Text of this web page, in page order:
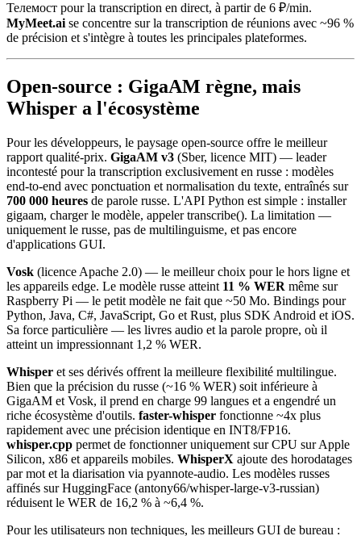
Телемост pour la transcription en direct, à partir de 6 ₽/min.
MyMeet.ai se concentre sur la transcription de réunions avec ~96 %
de précision et s'intègre à toutes les principales plateformes.
Open-source : GigaAM règne, mais
Whisper a l'écosystème
Pour les développeurs, le paysage open-source offre le meilleur
rapport qualité-prix. GigaAM v3 (Sber, licence MIT) — leader
incontesté pour la transcription exclusivement en russe : modèles
end-to-end avec ponctuation et normalisation du texte, entraînés sur
700 000 heures de parole russe. L'API Python est simple : installer
gigaam, charger le modèle, appeler transcribe(). La limitation —
uniquement le russe, pas de multilinguisme, et pas encore
d'applications GUI.
Vosk (licence Apache 2.0) — le meilleur choix pour le hors ligne et
les appareils edge. Le modèle russe atteint 11 % WER même sur
Raspberry Pi — le petit modèle ne fait que ~50 Mo. Bindings pour
Python, Java, C#, JavaScript, Go et Rust, plus SDK Android et iOS.
Sa force particulière — les livres audio et la parole propre, où il
atteint un impressionnant 1,2 % WER.
Whisper et ses dérivés offrent la meilleure flexibilité multilingue.
Bien que la précision du russe (~16 % WER) soit inférieure à
GigaAM et Vosk, il prend en charge 99 langues et a engendré un
riche écosystème d'outils. faster-whisper fonctionne ~4x plus
rapidement avec une précision identique en INT8/FP16.
whisper.cpp permet de fonctionner uniquement sur CPU sur Apple
Silicon, x86 et appareils mobiles. WhisperX ajoute des horodatages
par mot et la diarisation via pyannote-audio. Les modèles russes
affinés sur HuggingFace (antony66/whisper-large-v3-russian)
réduisent le WER de 16,2 % à ~6,4 %.
Pour les utilisateurs non techniques, les meilleurs GUI de bureau :